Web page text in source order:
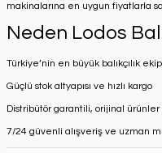
makinalarına en uygun fiyatlarla
Neden Lodos
Türkiye’nin en büyük balıkçılık
Güçlü stok altyapısı ve hızlı kargo
Distribütör garantili, orijinal ürünler
7/24 güvenli alışveriş ve uzman